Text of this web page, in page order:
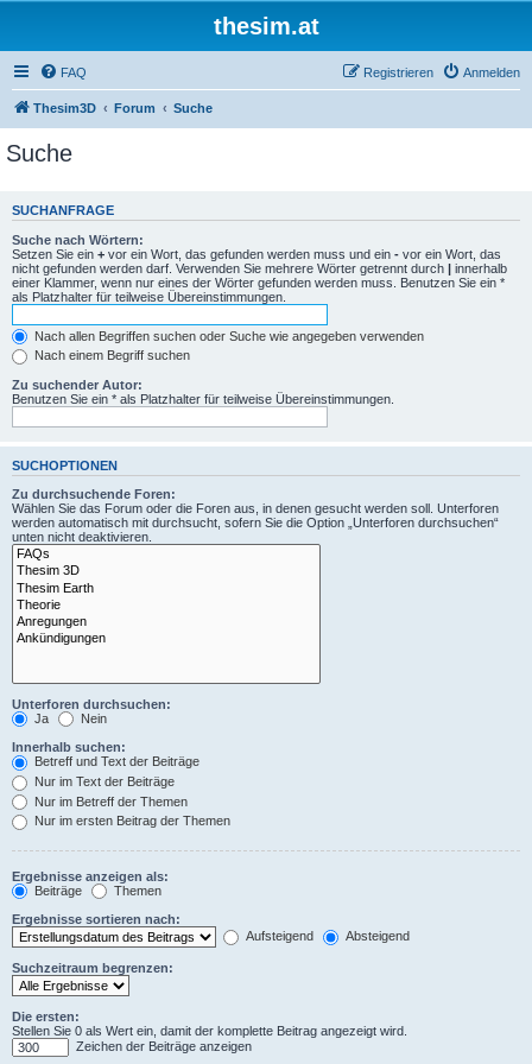
thesim.at
FAQ Anmelden
Registrieren
Thesim3D Forum Suche
Suche
SUCHANFRAGE
Suche nach Wörtern:
Setzen Sie ein + vor ein Wort, das gefunden werden muss und ein - vor ein Wort, das
nicht gefunden werden darf. Verwenden Sie mehrere Wörter getrennt durch | innerhalb
einer Klammer, wenn nur eines der Wörter gefunden werden muss. Benutzen Sie ein *
als Platzhalter für teilweise Übereinstimmungen.
Nach allen Begriffen suchen oder Suche wie angegeben verwenden
Nach einem Begriff suchen
Zu suchender Autor:
Benutzen Sie ein * als Platzhalter für teilweise Übereinstimmungen.
SUCHOPTIONEN
Zu durchsuchende Foren:
Wählen Sie das Forum oder die Foren aus, in denen gesucht werden soll. Unterforen
werden automatisch mit durchsucht, sofern Sie die Option „Unterforen durchsuchen“
unten nicht deaktivieren.
Unterforen durchsuchen:
Ja
Nein
Innerhalb suchen:
Betreff und Text der Beiträge
Nur im Text der Beiträge
Nur im Betreff der Themen
Nur im ersten Beitrag der Themen
Ergebnisse anzeigen als:
Beiträge
Themen
Ergebnisse sortieren nach:
Aufsteigend
Absteigend
Suchzeitraum begrenzen:
Die ersten:
Stellen Sie 0 als Wert ein, damit der komplette Beitrag angezeigt wird.
Zeichen der Beiträge anzeigen